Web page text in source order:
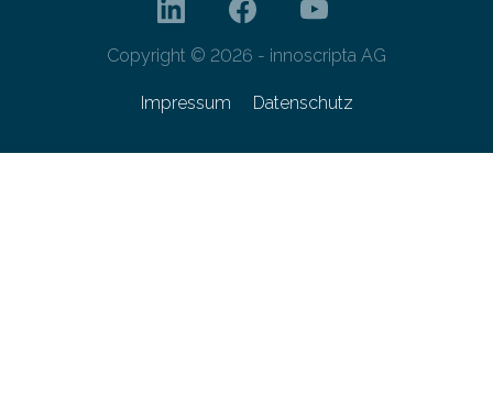
Copyright © 2026 - innoscripta AG
Impressum Datenschutz